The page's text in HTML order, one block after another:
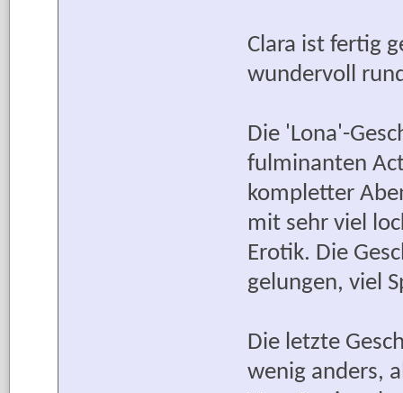
Clara ist fertig
wundervoll
Die 'Lona'-
fulminanten
kompletter
mit sehr viel
Erotik. Die
gelungen, viel
Die letzte
wenig anders,